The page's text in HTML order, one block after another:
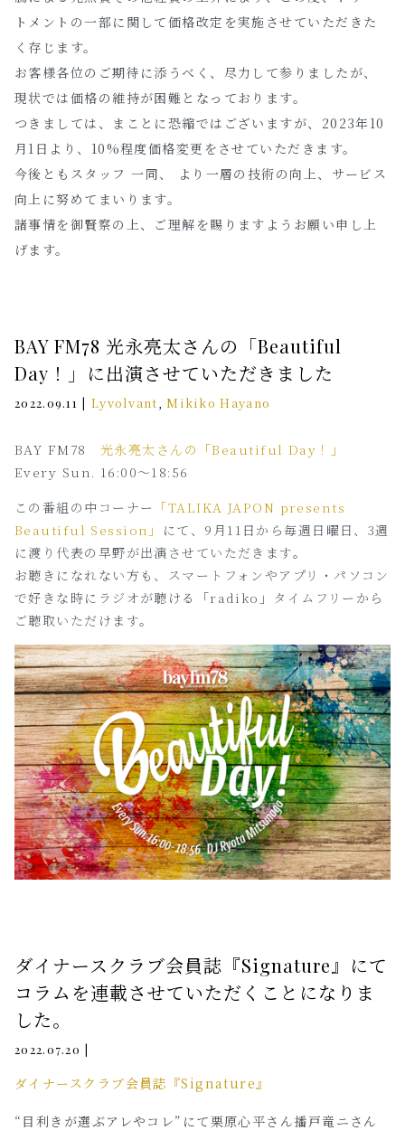
トメントの一部に関して価格改定を実施させていただきた
く存じます。
お客様各位のご期待に添うべく、尽力して参りましたが、
現状では価格の維持が困難となっております。
つきましては、まことに恐縮ではございますが、2023年10
月1日より、10%程度価格変更をさせていただきます。
今後ともスタッフ 一同、 より一層の技術の向上、サービス
向上に努めてまいります。
諸事情を御賢察の上、ご理解を賜りますようお願い申し上
げます。
BAY FM78 光永亮太さんの「Beautiful
Day！」に出演させていただきました
2022.09.11 | Lyvolvant ,Mikiko Hayano
BAY FM78 光永亮太さんの「Beautiful Day！」
Every Sun. 16:00～18:56
この番組の中コーナー 「TALIKA JAPON presents
Beautiful Session」
にて、9月11日から毎週日曜日、3週
に渡り代表の早野が出演させていただきます。
お聴きになれない方も、スマートフォンやアプリ・パソコン
で好きな時にラジオが聴ける「radiko」タイムフリーから
ご聴取いただけます。
ダイナースクラブ会員誌『Signature』にて
コラムを連載させていただくことになりま
した。
2022.07.20 |
ダイナースクラブ会員誌『Signature』
“目利きが選ぶアレやコレ”にて栗原心平さん播戸竜ニさん